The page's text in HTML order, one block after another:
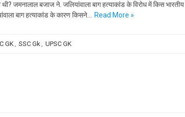
थी? जमनालाल बजाज ने. जलियांवाला बाग हत्याकांड के विरोध में किस
बाग हत्याकांड के कारण किसने…
Read More »
GK, SSC Gk, UPSC GK